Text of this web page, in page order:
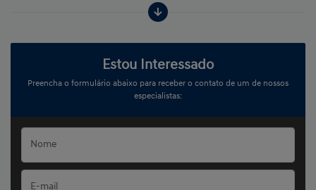
Estou Interessado
Preencha o formulário abaixo para receber o contato de um de nossos
especialistas: